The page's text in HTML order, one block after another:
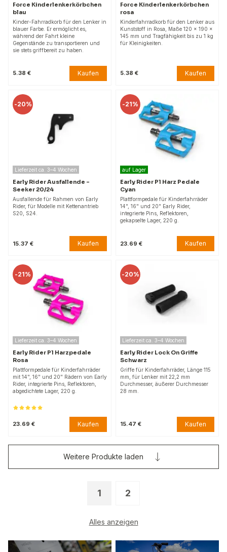
Force Kinderlenkerkörbchen
blau
Kinder-Fahrradkorb für den Lenker in
blauer Farbe. Er ermöglicht es,
während der Fahrt kleine
Gegenstände zu transportieren und
sie stets griffbereit zu haben.
5.38 € Kaufen
Force Kinderlenkerkörbchen
rosa
Kinderfahrradkorb für den Lenker aus
Kunststoff in Rosa, Maße 120 x 190 x
145 mm und Tragfähigkeit bis zu 1 kg
für Kleinigkeiten.
5.38 € Kaufen
-20%
Lieferzeit ca. 3–4 Wochen
Early Rider Ausfallende –
Seeker 20/24
Ausfallende für Rahmen von Early
Rider, für Modelle mit Kettenantrieb
S20, S24.
15.37 € Kaufen
-21%
auf Lager
Early Rider P1 Harz Pedale
Cyan
Plattformpedale für Kinderfahrräder
14", 16" und 20" Early Rider,
integrierte Pins, Reflektoren,
gekapselte Lager, 220 g.
23.69 € Kaufen
-21%
Lieferzeit ca. 3–4 Wochen
Early Rider P1 Harzpedale
Rosa
Plattformpedale für Kinderfahrräder
mit 14", 16" und 20" Rädern von Early
Rider, integrierte Pins, Reflektoren,
abgedichtete Lager, 220 g.
23.69 € Kaufen
-20%
Lieferzeit ca. 3–4 Wochen
Early Rider Lock On Griffe
Schwarz
Griffe für Kinderfahrräder, Länge 115
mm, für Lenker mit 22,2 mm
Durchmesser, äußerer Durchmesser
28 mm.
15.47 € Kaufen
1 2
Alles anzeigen
Weitere Produkte laden